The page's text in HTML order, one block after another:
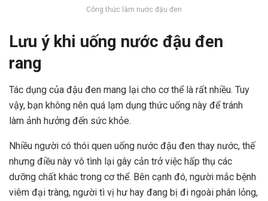
Công thức làm nước đậu đen
Lưu ý khi uống nước đậu đen
rang
Tác dụng của đậu đen mang lại cho cơ thể là rất nhiều. Tuy
vậy, bạn không nên quá lạm dụng thức uống này để tránh
làm ảnh hưởng đến sức khỏe.
Nhiều người có thói quen uống nước đậu đen thay nước, thế
nhưng điều này vô tình lại gây cản trở việc hấp thụ các
dưỡng chất khác trong cơ thể. Bên cạnh đó, người mắc bệnh
viêm đại tràng, người tì vị hư hay đang bị đi ngoài phân lỏng,